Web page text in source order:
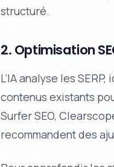
structuré.
2. Optimisation
L’IA analyse les
contenus existants
Surfer SEO,
recommandent des